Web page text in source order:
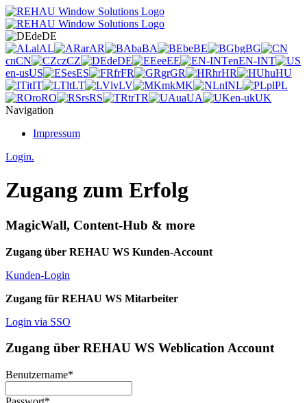
deDE
alAL arAR baBA beBE bgBG
cnCN czCZ deDE eeEE enEN-INT
en-usUS esES frFR grGR hrHR huHU
itIT ltLT lvLV mkMK nlNL plPL
roRO rsRS trTR uaUA en-ukUK
Navigation
Impressum
Login.
Zugang zum Erfolg
MagicWall, Content-Hub & more
Zugang über REHAU WS Kunden-Account
Kunden-Login
Zugang für REHAU WS Mitarbeiter
Login via SSO
Zugang über REHAU WS Weblication Account
Benutzername*